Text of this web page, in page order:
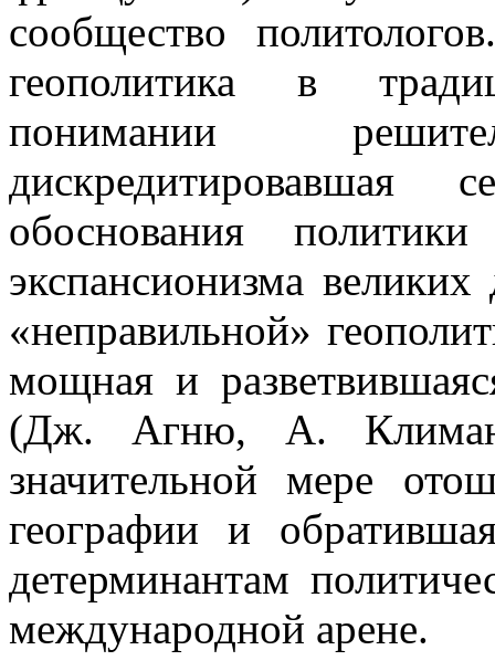
сообщество
геополитика в
понимании
дискредитировавшая
обоснования
экспансионизма
«неправильной»
мощная и
(Дж. Агню, А.
значительной мере
географии и
детерминантам
международной арене.